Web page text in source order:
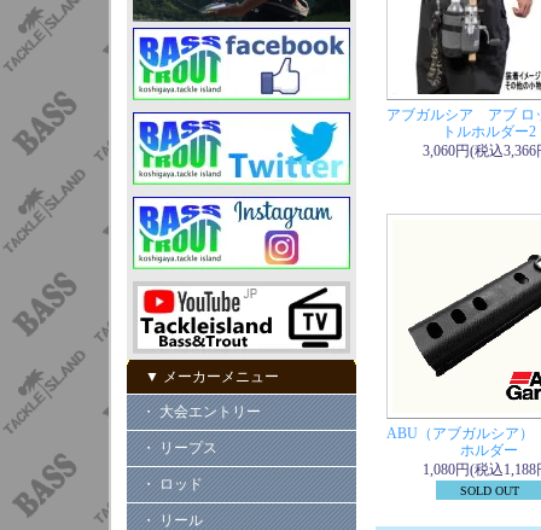
▼ メーカーメニュー
・ 大会エントリー
・ リープス
・ ロッド
・ リール
アブガルシア アブ ロ
トルホルダー2
3,060円(税込3,366
ABU（アブガルシア
ホルダー
1,080円(税込1,188
SOLD OUT